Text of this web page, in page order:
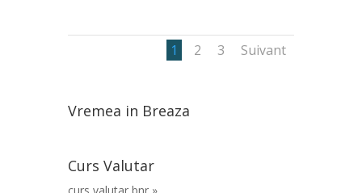
1 2 3 Suivant
Vremea in Breaza
Curs Valutar